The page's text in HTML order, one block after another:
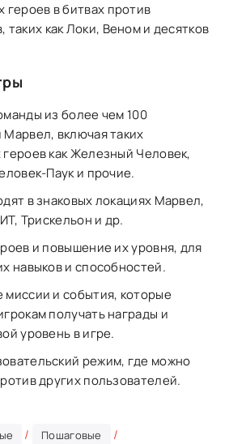
героев в битвах против
таких как Локи, Веном и десятков
из более чем 100
включая таких
как Железный Человек,
Паук и прочие.
в знаковых локациях Марвел,
Трискельон и др.
и повышение их уровня, для
навыков и способностей.
и события, которые
получать награды и
уровень в игре.
режим, где можно
других пользователей.
/ Пошаговые /